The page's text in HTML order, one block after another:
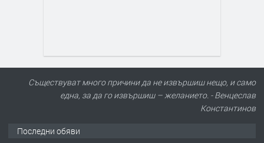
Съществуват много причини да не извършиш нещо, и само
една, за да го извършиш – желанието. - Венцеслав
Константинов
Последни обяви